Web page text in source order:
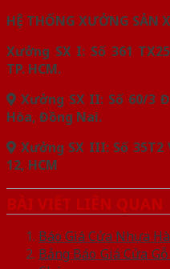
HỆ THỐNG XƯỞNG SẢN
Xưởng SX I: Số 361
TP. HCM.
Xưởng SX II: Số 60/3
Hòa, Đồng Nai.
Xưởng SX III: Số 35T2
12, HCM
BÀI VIẾT LIÊN QUAN
Báo Giá Cửa Nhựa
Bảng Báo Giá Cửa